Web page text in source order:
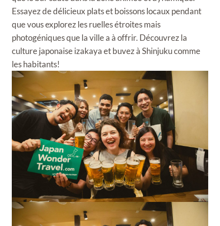
Essayez de délicieux plats et boissons locaux pendant
que vous explorez les ruelles étroites mais
photogéniques que la ville a à offrir. Découvrez la
culture japonaise izakaya et buvez à Shinjuku comme
les habitants!